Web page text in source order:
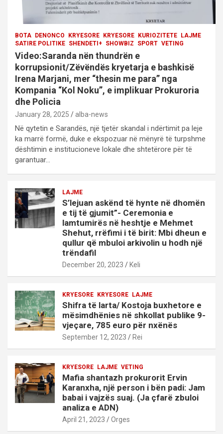
BOTA DENONCO KRYESORE KRYESORE KURIOZITETE
LAJME
SATIRE POLITIKE SHENDETI+ SHOWBIZ SPORT VETING
Video:Saranda nën thundrën e
korrupsionit/Zëvëndës kryetarja e bashkisë
Irena Marjani, mer “thesin me para” nga
Kompania “Kol Noku”, e implikuar Prokuroria
dhe Policia
January 28, 2025 alba-news
Në qytetin e Sarandës, një tjetër skandal i ndërtimit pa leje
ka marrë formë, duke e ekspozuar në mënyrë të turpshme
dështimin e institucioneve lokale dhe shtetërore për të
garantuar…
LAJME
S’lejuan askënd të hynte në dhomën
e tij të gjumit”- Ceremonia e
lamtumirës në heshtje e Mehmet
Shehut, rrëfimi i të birit: Mbi dheun e
qullur që mbuloi arkivolin u hodh një
trëndafil
December 20, 2023 Keli
KRYESORE KRYESORE LAJME
Shifra të larta/ Kostoja buxhetore e
mësimdhënies në shkollat publike 9-
vjeçare, 785 euro për nxënës
September 12, 2023 Rei
KRYESORE LAJME VETING
Mafia shantazh prokurorit Ervin
Karanxha, një person i bën padi: Jam
babai i vajzës suaj. (Ja çfarë zbuloi
analiza e ADN)
April 21, 2023 Orges